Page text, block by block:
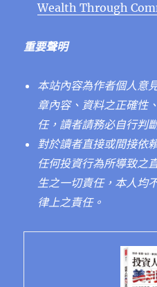
Wealth Through
重要聲明
本站內容為作者個人意
章內容、資料之正確性
任，讀者請務必自行判
對於讀者直接或間接依
任何投資行為所導致之
生之一切責任，本人均
律上之責任。